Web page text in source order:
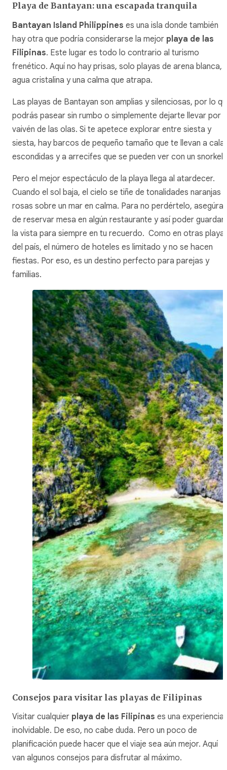
Playa de Bantayan: una escapada tranquila
Bantayan Island Philippines es una isla donde también
hay otra que podría considerarse la mejor playa de las
Filipinas. Este lugar es todo lo contrario al turismo
frenético. Aquí no hay prisas, solo playas de arena blanca,
agua cristalina y una calma que atrapa.
Las playas de Bantayan son amplias y silenciosas, por lo
podrás pasear sin rumbo o simplemente dejarte llevar por
vaivén de las olas. Si te apetece explorar entre siesta y
siesta, hay barcos de pequeño tamaño que te llevan a
escondidas y a arrecifes que se pueden ver con un snorkel.
Pero el mejor espectáculo de la playa llega al atardecer.
Cuando el sol baja, el cielo se tiñe de tonalidades naranjas y
rosas sobre un mar en calma. Para no perdértelo,
de reservar mesa en algún restaurante y así poder guardar
la vista para siempre en tu recuerdo. Como en otras
del país, el número de hoteles es limitado y no se hacen
fiestas. Por eso, es un destino perfecto para parejas y
familias.
Consejos para visitar las playas de Filipinas
Visitar cualquier playa de las Filipinas es una experiencia
inolvidable. De eso, no cabe duda. Pero un poco de
planificación puede hacer que el viaje sea aún mejor. Aquí
van algunos consejos para disfrutar al máximo.